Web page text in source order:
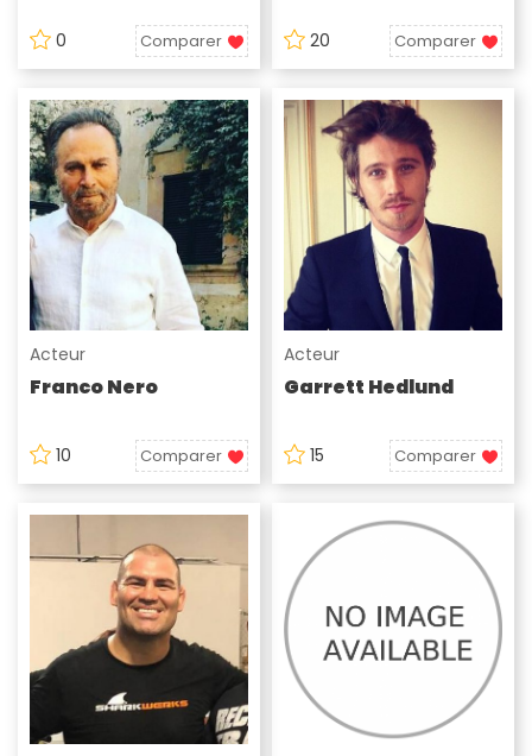
0 Comparer 20 Comparer
Acteur
Franco Nero
10 Comparer
Acteur
Garrett Hedlund
15 Comparer